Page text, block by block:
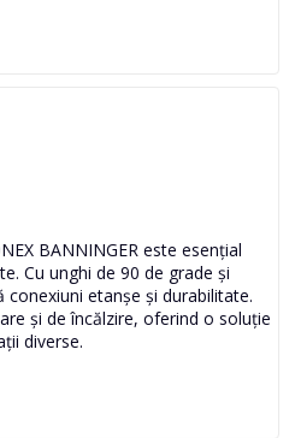
BANNINGER este esențial
Cu unghi de 90 de grade și
etanșe și durabilitate.
și de încălzire, oferind o soluție
diverse.